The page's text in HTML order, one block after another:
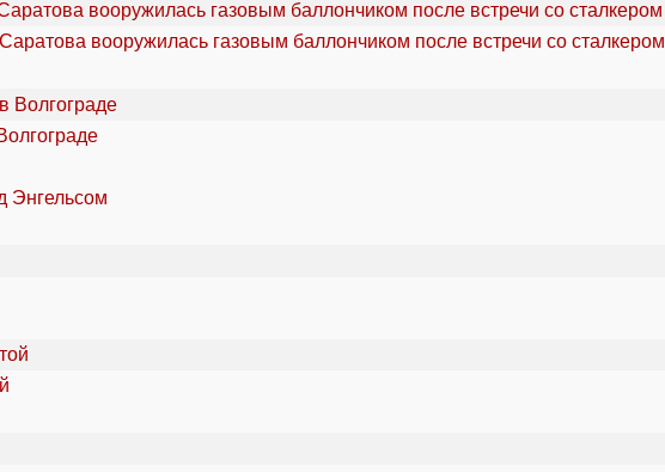
вооружилась газовым баллончиком после встречи со сталкером
Энгельсом